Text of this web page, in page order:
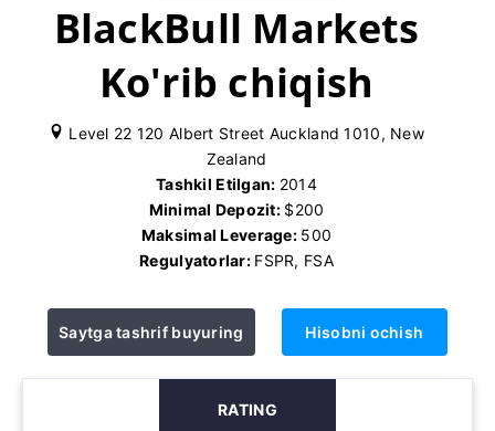
BlackBull Markets
Ko'rib chiqish
Level 22 120 Albert Street Auckland 1010, New
Zealand
Tashkil Etilgan: 2014
Minimal Depozit: $200
Maksimal Leverage: 500
Regulyatorlar: FSPR, FSA
Saytga tashrif buyuring Hisobni ochish
RATING